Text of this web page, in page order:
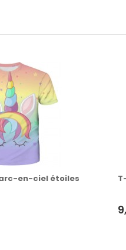
en-ciel étoiles